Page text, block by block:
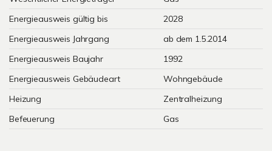
Energieausweis gültig bis
2028
Energieausweis Jahrgang
ab dem 1.5.2014
Energieausweis Baujahr
1992
Energieausweis Gebäudeart
Wohngebäude
Heizung
Zentralheizung
Befeuerung
Gas